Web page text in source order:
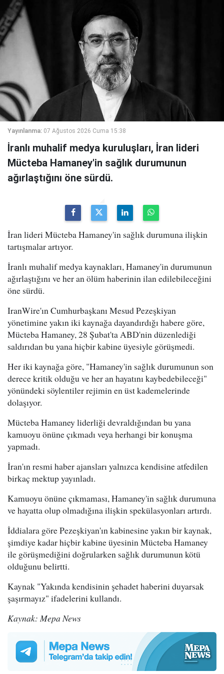
Yayınlanma: 07 Ağustos 2026 Cuma 15:38
İranlı muhalif medya kuruluşları, İran lideri
Mücteba Hamaney'in sağlık durumunun
ağırlaştığını öne sürdü.
İran lideri Mücteba Hamaney'in sağlık durumuna ilişkin
tartışmalar artıyor.
İranlı muhalif medya kaynakları, Hamaney'in durumunun
ağırlaştığını ve her an ölüm haberinin ilan edilebileceğini
öne sürdü.
IranWire'ın Cumhurbaşkanı Mesud Pezeşkiyan
yönetimine yakın iki kaynağa dayandırdığı habere göre,
Mücteba Hamaney, 28 Şubat'ta ABD'nin düzenlediği
saldırıdan bu yana hiçbir kabine üyesiyle görüşmedi.
Her iki kaynağa göre, "Hamaney'in sağlık durumunun son
derece kritik olduğu ve her an hayatını kaybedebileceği"
yönündeki söylentiler rejimin en üst kademelerinde
dolaşıyor.
Mücteba Hamaney liderliği devraldığından bu yana
kamuoyu önüne çıkmadı veya herhangi bir konuşma
yapmadı.
İran'ın resmi haber ajansları yalnızca kendisine atfedilen
birkaç mektup yayınladı.
Kamuoyu önüne çıkmaması, Hamaney'in sağlık durumuna
ve hayatta olup olmadığına ilişkin spekülasyonları artırdı.
İddialara göre Pezeşkiyan'ın kabinesine yakın bir kaynak,
şimdiye kadar hiçbir kabine üyesinin Mücteba Hamaney
ile görüşmediğini doğrularken sağlık durumunun kötü
olduğunu belirtti.
Kaynak "Yakında kendisinin şehadet haberini duyarsak
şaşırmayız" ifadelerini kullandı.
Kaynak: Mepa News